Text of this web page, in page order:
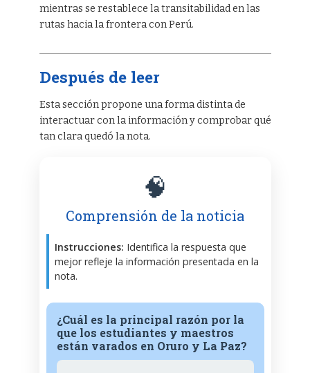
mientras se restablece la transitabilidad en las
rutas hacia la frontera con Perú.
Después de leer
Esta sección propone una forma distinta de
interactuar con la información y comprobar qué
tan clara quedó la nota.
🧠
Comprensión de la noticia
Instrucciones: Identifica la respuesta que
mejor refleje la información presentada en la
nota.
¿Cuál es la principal razón por la
que los estudiantes y maestros
están varados en Oruro y La Paz?